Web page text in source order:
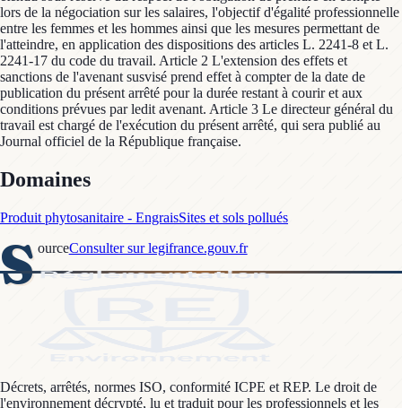
lors de la négociation sur les salaires, l'objectif d'égalité professionnelle
entre les femmes et les hommes ainsi que les mesures permettant de
l'atteindre, en application des dispositions des articles L. 2241-8 et L.
2241-17 du code du travail. Article 2 L'extension des effets et
sanctions de l'avenant susvisé prend effet à compter de la date de
publication du présent arrêté pour la durée restant à courir et aux
conditions prévues par ledit avenant. Article 3 Le directeur général du
travail est chargé de l'exécution du présent arrêté, qui sera publié au
Journal officiel de la République française.
Domaines
Produit phytosanitaire - EngraisSites et sols pollués
S ourceConsulter sur legifrance.gouv.fr
Décrets, arrêtés, normes ISO, conformité ICPE et REP. Le droit de
l'environnement décrypté, lu et traduit pour les professionnels et les